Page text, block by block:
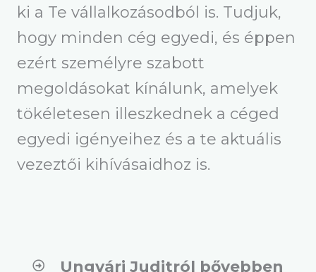
ki a Te vállalkozásodból is. Tudjuk,
hogy minden cég egyedi, és éppen
ezért személyre szabott
megoldásokat kínálunk, amelyek
tökéletesen illeszkednek a céged
egyedi igényeihez és a te aktuális
vezeztői kihívásaidhoz is.
Ungvári Juditról bővebben